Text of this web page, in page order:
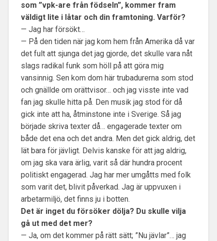
som ”vpk-are från födseln”, kommer fram
väldigt lite i låtar och din framtoning. Varför?
— Jag har försökt…
— På den tiden när jag kom hem från Amerika då var
det fult att sjunga det jag gjorde, det skulle vara nåt
slags radikal funk som höll på att göra mig
vansinnig. Sen kom dom här trubadurerna som stod
och gnällde om orättvisor… och jag visste inte vad
fan jag skulle hitta på. Den musik jag stod för då
gick inte att ha, åtminstone inte i Sverige. Så jag
började skriva texter då… engagerade texter om
både det ena och det andra. Men det gick aldrig, det
lät bara för jävligt. Delvis kanske för att jag aldrig,
om jag ska vara ärlig, varit så där hundra procent
politiskt engagerad. Jag har mer umgåtts med folk
som varit det, blivit påverkad. Jag är uppvuxen i
arbetarmiljö, det finns ju i botten.
Det är inget du försöker dölja? Du skulle vilja
gå ut med det mer?
— Ja, om det kommer på rätt sätt; ”Nu jävlar”… jag